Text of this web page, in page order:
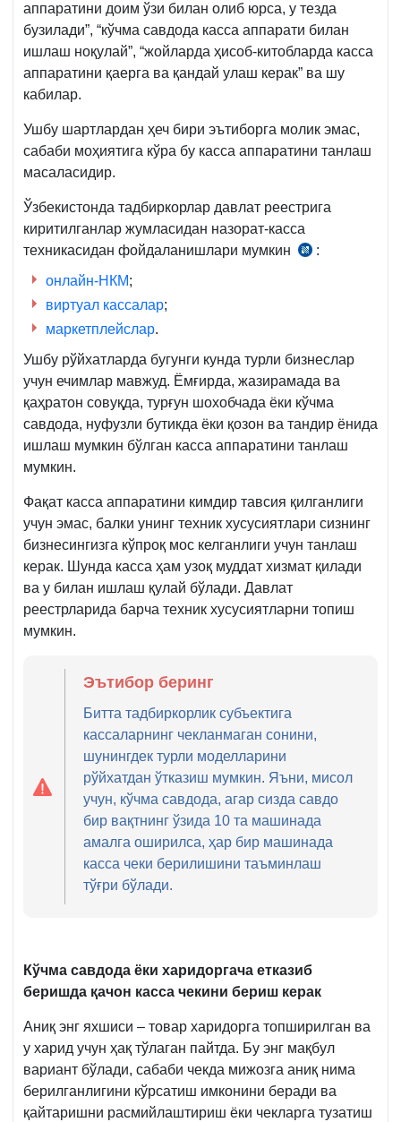
аппаратини доим ўзи билан олиб юрса, у тезда
бузилади”, “кўчма савдода касса аппарати билан
ишлаш ноқулай”, “жойларда ҳисоб-китобларда касса
аппаратини қаерга ва қандай улаш керак” ва шу
кабилар.
Ушбу шартлардан ҳеч бири эътиборга молик эмас,
сабаби моҳиятига кўра бу касса аппаратини танлаш
масаласидир.
Ўзбекистонда тадбиркорлар давлат реестрига
киритилганлар жумласидан назорат-касса
техникасидан фойдаланишлари мумкин
Низом
943-
сон
ВМҚ
:
онлайн-НКМ;
виртуал кассалар;
маркетплейслар.
Ушбу рўйхатларда бугунги кунда турли бизнеслар
учун ечимлар мавжуд. Ёмғирда, жазирамада ва
қаҳратон совуқда, турғун шохобчада ёки кўчма
савдода, нуфузли бутикда ёки қозон ва тандир ёнида
ишлаш мумкин бўлган касса аппаратини танлаш
мумкин.
Фақат касса аппаратини кимдир тавсия қилганлиги
учун эмас, балки унинг техник хусусиятлари сизнинг
бизнесингизга кўпроқ мос келганлиги учун танлаш
керак. Шунда касса ҳам узоқ муддат хизмат қилади
ва у билан ишлаш қулай бўлади. Давлат
реестрларида барча техник хусусиятларни топиш
мумкин.
Эътибор беринг
Битта тадбиркорлик субъектига
кассаларнинг чекланмаган сонини,
шунингдек турли моделларини
рўйхатдан ўтказиш мумкин. Яъни, мисол
учун, кўчма савдода, агар сизда савдо
бир вақтнинг ўзида 10 та машинада
амалга оширилса, ҳар бир машинада
касса чеки берилишини таъминлаш
тўғри бўлади.
Кўчма савдода ёки харидоргача етказиб
беришда қачон касса чекини бериш керак
Аниқ энг яхшиси – товар харидорга топширилган ва
у харид учун ҳақ тўлаган пайтда. Бу энг мақбул
вариант бўлади, сабаби чекда мижозга аниқ нима
берилганлигини кўрсатиш имконини беради ва
қайтаришни расмийлаштириш ёки чекларга тузатиш